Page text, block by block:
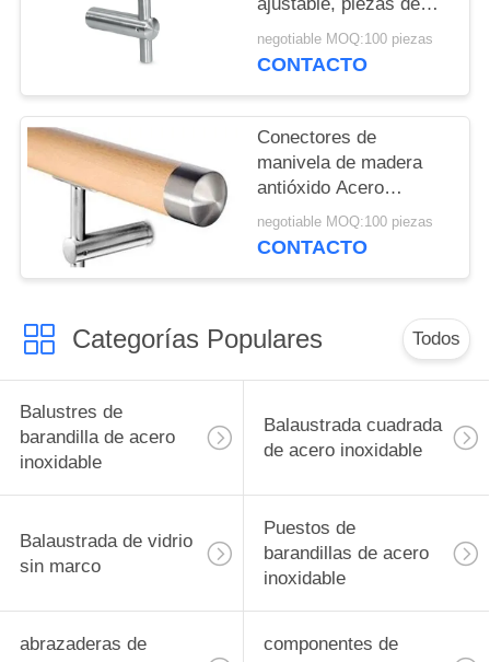
ajustable, piezas de
barandillas de madera
de alta durabilidad
negotiable MOQ:100 piezas
CONTACTO
Conectores de
manivela de madera
antióxido Acero
inoxidable Accesorios
de manivela de madera
negotiable MOQ:100 piezas
CONTACTO
Categorías Populares Todos
Balustres de
barandilla de acero
inoxidable
Balaustrada cuadrada
de acero inoxidable
Balaustrada de vidrio
sin marco
Puestos de
barandillas de acero
inoxidable
abrazaderas de
componentes de